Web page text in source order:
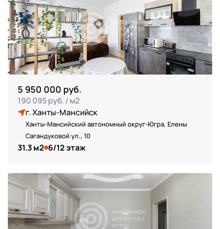
5 950 000 руб.
190 095 руб. / м2
г. Ханты-Мансийск
Ханты-Мансийский автономный округ-Югра, Елены
Сагандуковой ул., 10
31.3 м2 6/12 этаж